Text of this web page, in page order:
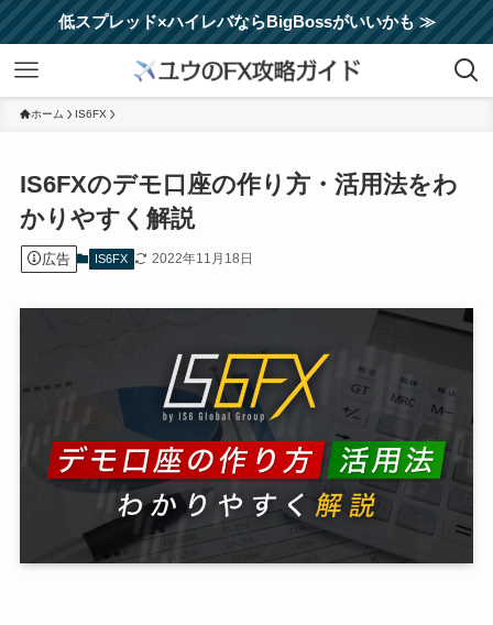
低スプレッド×ハイレバならBigBossがいいかも ≫
ホーム IS6FX
IS6FXのデモ口座の作り方・活用法をわ
かりやすく解説
広告 IS6FX 2022年11月18日